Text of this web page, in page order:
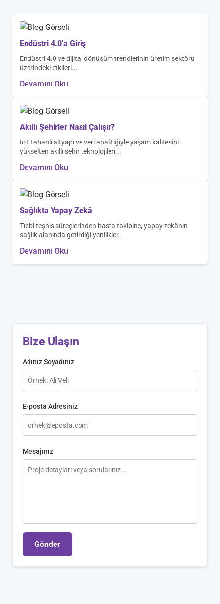
Endüstri 4.0'a Giriş
Endüstri 4.0 ve dijital dönüşüm trendlerinin üretim sektörü
üzerindeki etkileri...
Devamını Oku
Akıllı Şehirler Nasıl Çalışır?
IoT tabanlı altyapı ve veri analitiğiyle yaşam kalitesini
yükselten akıllı şehir teknolojileri...
Devamını Oku
Sağlıkta Yapay Zekâ
Tıbbi teşhis süreçlerinden hasta takibine, yapay zekânın
sağlık alanında getirdiği yenilikler...
Devamını Oku
Bize Ulaşın
Adınız Soyadınız
E-posta Adresiniz
Mesajınız
Gönder